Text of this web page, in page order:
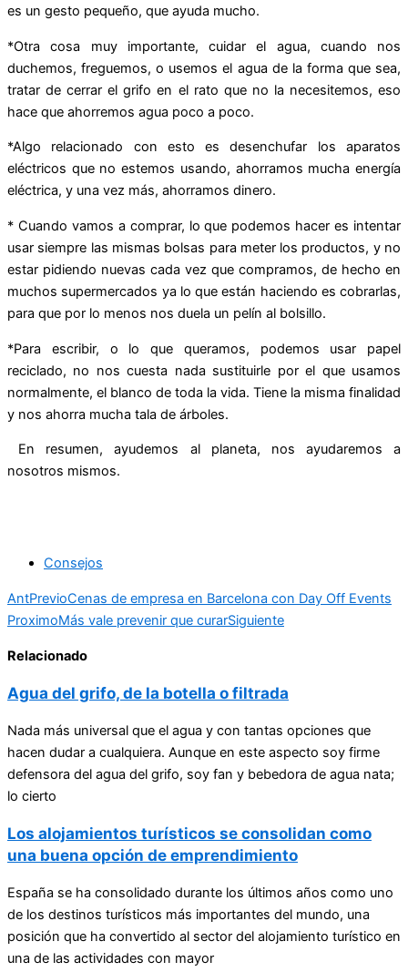
es un gesto pequeño, que ayuda mucho.
*Otra cosa muy importante, cuidar el agua, cuando nos
duchemos, freguemos, o usemos el agua de la forma que sea,
tratar de cerrar el grifo en el rato que no la necesitemos, eso
hace que ahorremos agua poco a poco.
*Algo relacionado con esto es desenchufar los aparatos
eléctricos que no estemos usando, ahorramos mucha energía
eléctrica, y una vez más, ahorramos dinero.
* Cuando vamos a comprar, lo que podemos hacer es intentar
usar siempre las mismas bolsas para meter los productos, y no
estar pidiendo nuevas cada vez que compramos, de hecho en
muchos supermercados ya lo que están haciendo es cobrarlas,
para que por lo menos nos duela un pelín al bolsillo.
*Para escribir, o lo que queramos, podemos usar papel
reciclado, no nos cuesta nada sustituirle por el que usamos
normalmente, el blanco de toda la vida. Tiene la misma finalidad
y nos ahorra mucha tala de árboles.
En resumen, ayudemos al planeta, nos ayudaremos a
nosotros mismos.
Consejos
AntPrevioCenas de empresa en Barcelona con Day Off Events
ProximoMás vale prevenir que curarSiguiente
Relacionado
Agua del grifo, de la botella o filtrada
Nada más universal que el agua y con tantas opciones que
hacen dudar a cualquiera. Aunque en este aspecto soy firme
defensora del agua del grifo, soy fan y bebedora de agua nata;
lo cierto
Los alojamientos turísticos se consolidan como
una buena opción de emprendimiento
España se ha consolidado durante los últimos años como uno
de los destinos turísticos más importantes del mundo, una
posición que ha convertido al sector del alojamiento turístico en
una de las actividades con mayor